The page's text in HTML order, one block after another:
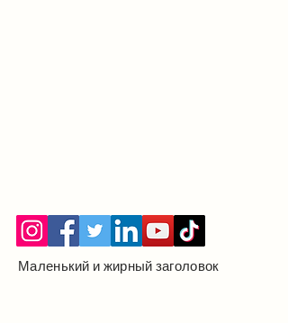
Маленький и жирный заголовок